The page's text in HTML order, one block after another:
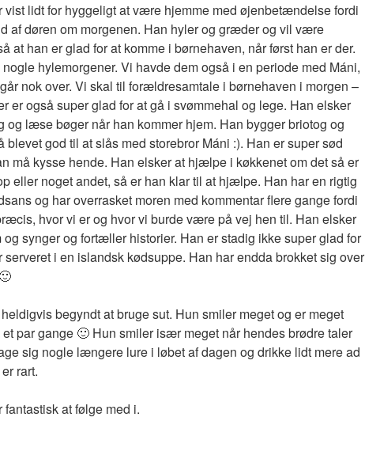
vist lidt for hyggeligt at være hjemme med øjenbetændelse fordi
af døren om morgenen. Han hyler og græder og vil være
at han er glad for at komme i børnehaven, når først han er der.
hylemorgener. Vi havde dem også i en periode med Máni,
nok over. Vi skal til forældresamtale i børnehaven i morgen –
er også super glad for at gå i svømmehal og lege. Han elsker
læse bøger når han kommer hjem. Han bygger briotog og
blevet god til at slås med storebror Máni :). Han er super sød
må kysse hende. Han elsker at hjælpe i køkkenet om det så er
eller noget andet, så er han klar til at hjælpe. Han har en rigtig
og har overrasket moren med kommentar flere gange fordi
hvor vi er og hvor vi burde være på vej hen til. Han elsker
synger og fortæller historier. Han er stadig ikke super glad for
i en islandsk kødsuppe. Han har endda brokket sig over
begyndt at bruge sut. Hun smiler meget og er meget
par gange 🙂 Hun smiler især meget når hendes brødre taler
sig nogle længere lure i løbet af dagen og drikke lidt mere ad
rart.
at følge med i.